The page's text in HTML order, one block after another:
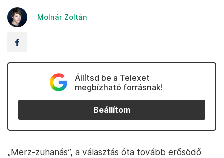
Molnár Zoltán
Állítsd be a Telexet
megbízható forrásnak!
Beállítom
„Merz-zuhanás”, a választás óta tovább erősödő